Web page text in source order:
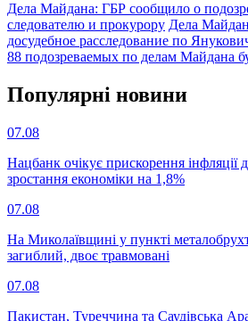
Дела Майдана: ГБР сообщило о
следователю и прокурору Дела
досудебное расследование по
88 подозреваемых по делам Майдана
Популярнi новини
07.08
Нацбанк очікує прискорення інфляції
зростання економіки на 1,8%
07.08
На Миколаївщині у пункті
загиблий, двоє травмовані
07.08
Пакистан, Туреччина та Саудівська